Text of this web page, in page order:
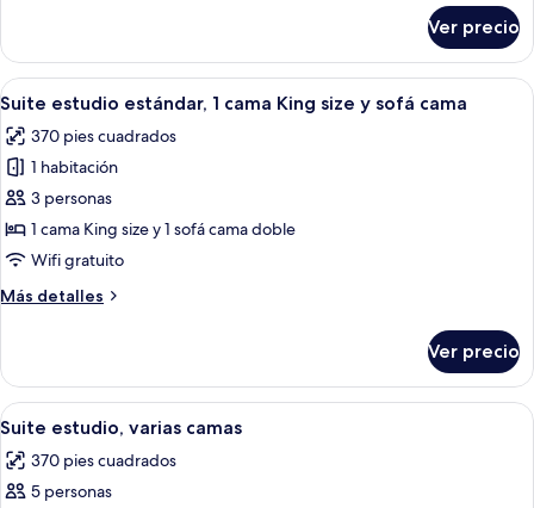
vista
a
la
ciudad
estudio,
cama
size,
vista
la
ciudad
Ver precio
Abrir
todas
las
fotos
de
Suite
estudio
1
size
y
sofá
cama
Una cocina moderna con
5
Suite estudio estándar, 1 cama King size y sofá cama
370 pies cuadrados
1 habitación
3 personas
1 cama King size y 1 sofá cama doble
Wifi gratuito
Más detalles
Más
estudio
estándar,
1
King
size
Ver precio
Abrir
todas
las
fotos
Una cocina moderna con
7
Suite estudio, varias camas
370 pies cuadrados
5 personas